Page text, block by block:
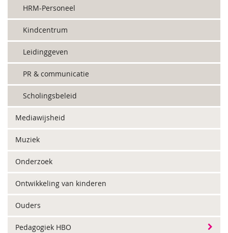
HRM-Personeel
Kindcentrum
Leidinggeven
PR & communicatie
Scholingsbeleid
Mediawijsheid
Muziek
Onderzoek
Ontwikkeling van kinderen
Ouders
Pedagogiek HBO